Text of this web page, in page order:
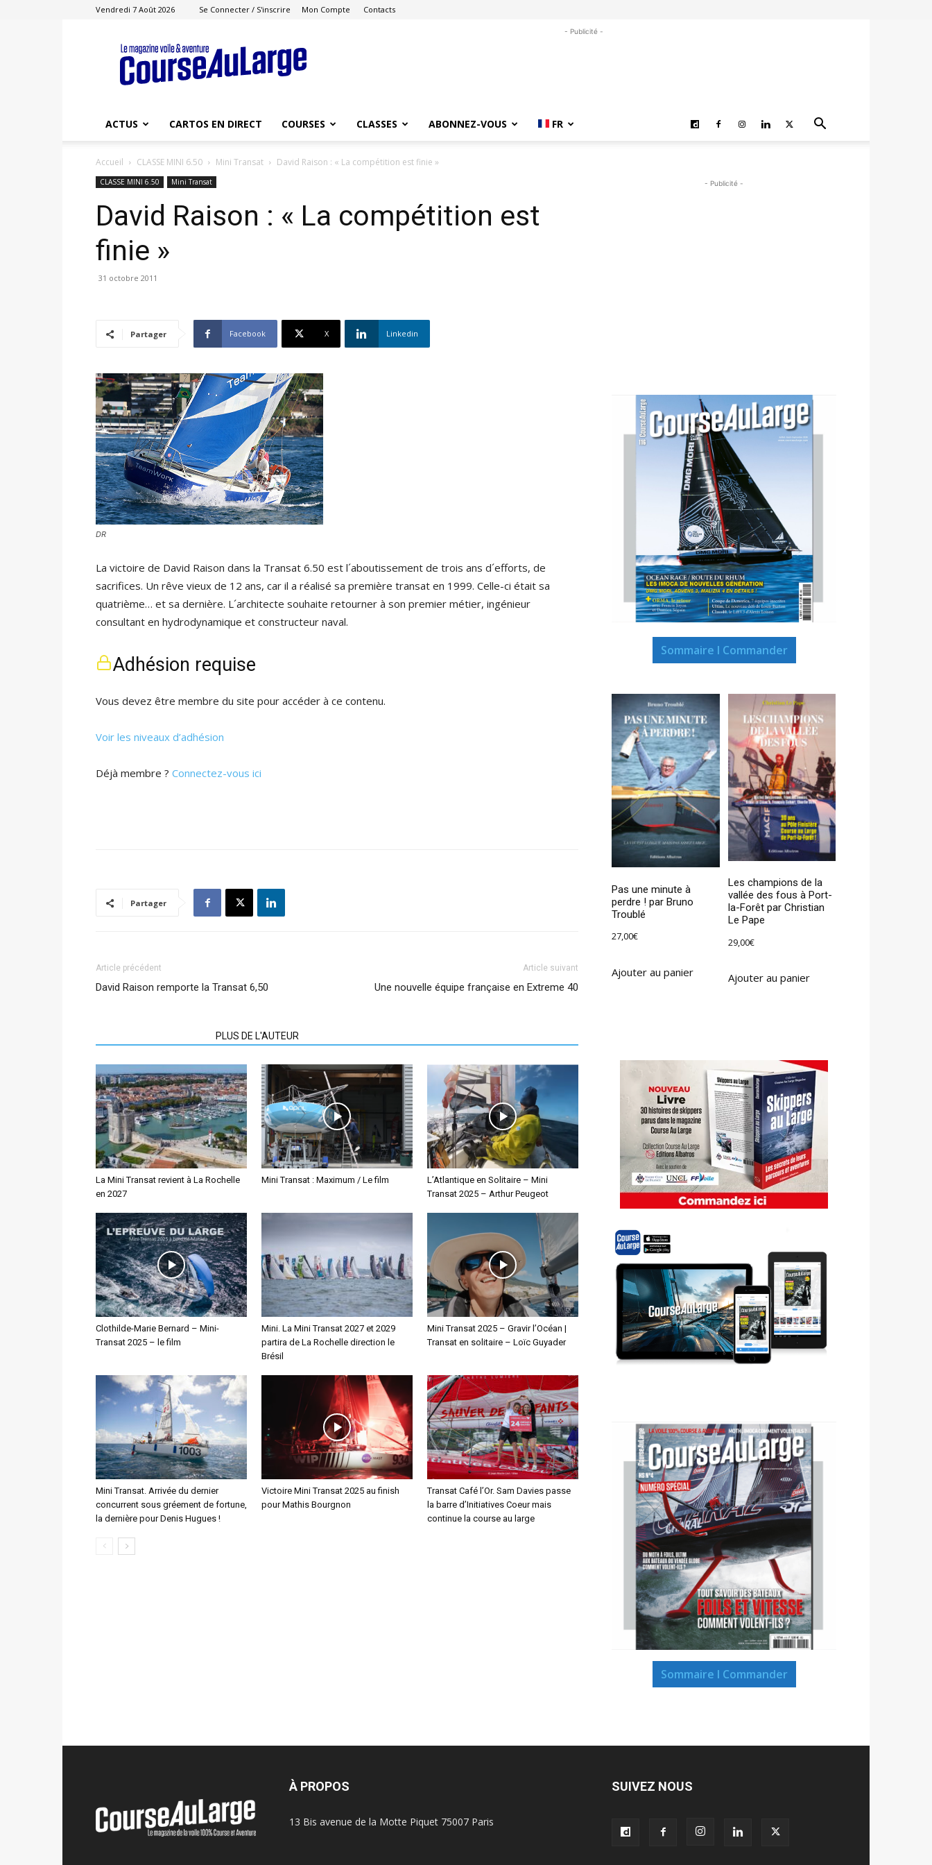
Vendredi 7 Août 2026 Se Connecter / S'inscrire Mon Compte Contacts
Course
au
Large
- Publicité -
ACTUS CARTOS EN DIRECT COURSES CLASSES ABONNEZ-VOUS FR
Accueil CLASSE MINI 6.50 Mini Transat David Raison : « La compétition est finie »
CLASSE MINI 6.50 Mini Transat
David Raison : « La compétition est
finie »
31 octobre 2011
Partager Facebook X Linkedin
DR
La victoire de David Raison dans la Transat 6.50 est l´aboutissement de trois ans d´efforts, de
sacrifices. Un rêve vieux de 12 ans, car il a réalisé sa première transat en 1999. Celle-ci était sa
quatrième… et sa dernière. L´architecte souhaite retourner à son premier métier, ingénieur
consultant en hydrodynamique et constructeur naval.
Adhésion requise
Vous devez être membre du site pour accéder à ce contenu.
Voir les niveaux d’adhésion
Déjà membre ? Connectez-vous ici
Partager
Article précédent
David Raison remporte la Transat 6,50
Article suivant
Une nouvelle équipe française en Extreme 40
PLUS DE L'AUTEUR
La Mini Transat revient à La Rochelle
en 2027
Mini Transat : Maximum / Le film
L’Atlantique en Solitaire – Mini
Transat 2025 – Arthur Peugeot
Clothilde-Marie Bernard – Mini-
Transat 2025 – le film
Mini. La Mini Transat 2027 et 2029
partira de La Rochelle direction le
Brésil
Mini Transat 2025 – Gravir l’Océan |
Transat en solitaire – Loïc Guyader
Mini Transat. Arrivée du dernier
concurrent sous gréement de fortune,
la dernière pour Denis Hugues !
Victoire Mini Transat 2025 au finish
pour Mathis Bourgnon
Transat Café l’Or. Sam Davies passe
la barre d’Initiatives Coeur mais
continue la course au large
- Publicité -
Sommaire I Commander
Pas une minute à
perdre ! par Bruno
Troublé
27,00€
Ajouter au panier
Les champions de la
vallée des fous à Port-
la-Forêt par Christian
Le Pape
29,00€
Ajouter au panier
Sommaire I Commander
À PROPOS
13 Bis avenue de la Motte Piquet 75007 Paris
SUIVEZ NOUS